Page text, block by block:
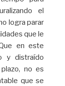
el
logra parar
que le
en este
y distraído
no es
que se